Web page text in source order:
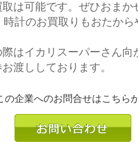
は可能です。ぜひおまか
時計のお買取りもおたから
はイカリスーパーさん向
渡ししております。
の企業へのお問合せはこちら